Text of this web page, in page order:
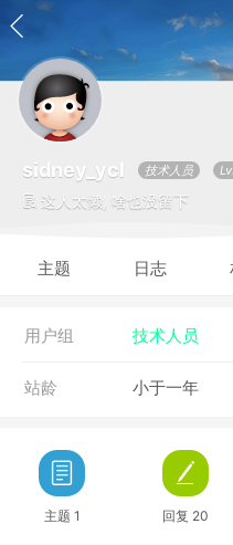
sidney_ycl 技术人员
这人太懒, 啥也没留下
主题 日志
用户组 技术人员
站龄 小于一年
主题 1 回复 20